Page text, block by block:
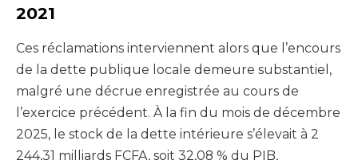
2021
Ces réclamations interviennent alors que l’encours
de la dette publique locale demeure substantiel,
malgré une décrue enregistrée au cours de
l’exercice précédent. À la fin du mois de décembre
2025, le stock de la dette intérieure s’élevait à 2
244,31 milliards FCFA, soit 32,08 % du PIB,